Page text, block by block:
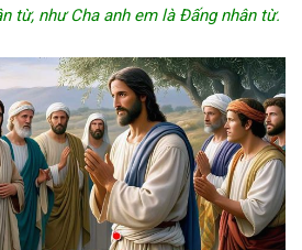
từ, như Cha anh em là Đấng nhân từ.